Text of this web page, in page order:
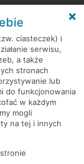
ciasteczek) i
serwisu,
a także
stronach
lub
do funkcjonowania
w każdym
mogli
na tej i innych